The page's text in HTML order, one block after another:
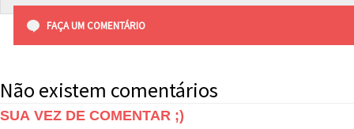
FAÇA UM COMENTÁRIO
Não existem comentários
SUA VEZ DE COMENTAR ;)